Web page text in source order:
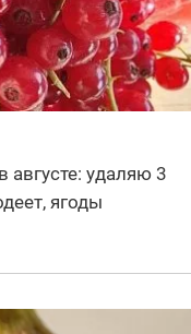
удаляю 3
ягоды